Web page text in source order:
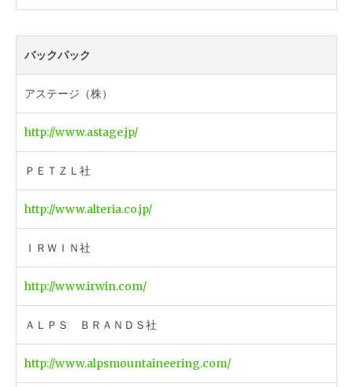
バックパック
アステージ（株）
http://www.astage.jp/
ＰＥＴＺＬ社
http://www.alteria.co.jp/
ＩＲＷＩＮ社
http://www.irwin.com/
ＡＬＰＳ ＢＲＡＮＤＳ社
http://www.alpsmountaineering.com/